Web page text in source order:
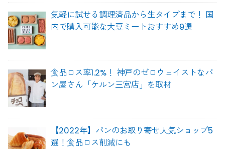
気軽に試せる調理済品から生タイプまで！ 国
内で購入可能な大豆ミートおすすめ9選
食品ロス率1.2%！ 神戸のゼロウェイストなパ
ン屋さん「ケルン三宮店」を取材
【2022年】パンのお取り寄せ人気ショップ5
選！食品ロス削減にも